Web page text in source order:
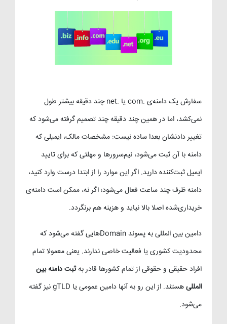
سفارش یک دامنه‌ی .com یا .net چند دقیقه بیشتر طول
نمی‌کشد، اما در همین چند دقیقه چند تصمیم گرفته می‌شود که
تغییر دادنشان بعدا ساده نیست: مشخصات مالک، ایمیلی که
دامنه با آن ثبت می‌شود، نیم‌سرورها و مهلتی که برای تایید
ایمیل ثبت‌کننده دارید. اگر این موارد را از ابتدا درست وارد کنید،
دامنه ظرف چند ساعت فعال می‌شود؛ اگر نه، ممکن است دامنه‌ی
خریداری‌شده اصلا بالا نیاید و هزینه هم برنگردد.
دامین بین المللی به پسوند Domainهایی گفته می‌شود که
محدودیت کشوری یا فعالیت خاصی ندارند. یعنی معمولا تمام
افراد حقیقی و حقوقی از تمام کشورها قادر بهثبت دامنه بین
المللی
هستند. از این رو به آنها دامین عمومی یا gTLD نیز گفته
می‌شود.